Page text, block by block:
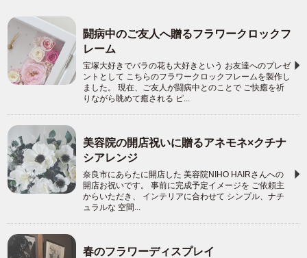
闘病中のご友人へ贈るフラワークロックフ
レーム
宝塚大好きでバラの花も大好きという お友達へのプレゼ
ントとして こちらのフラワークロックフレームを製作し
ました。 現在、ご友人が闘病中とのことで ご快癒を祈
りながら眺めて癒される ピ...
美容院の開店祝いに贈るアネモネ×クチナ
シアレンジ
奈良市にあらたに開店した 美容院NIHO HAIRさんへの
開店お祝いです。 事前に完成予定イメージを ご依頼主
からいただき、 インテリアに合わせて シンプル、ナチ
ュラルな 空間...
春のフラワーディスプレイ